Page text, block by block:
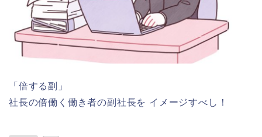
「倍する副」
社長の倍働く働き者の副社長を イメージすべし！